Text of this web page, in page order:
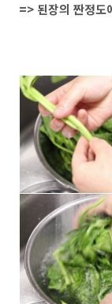
=> 된장의 짠정도